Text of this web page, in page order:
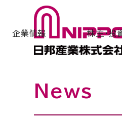
企業情報 株主・投
News